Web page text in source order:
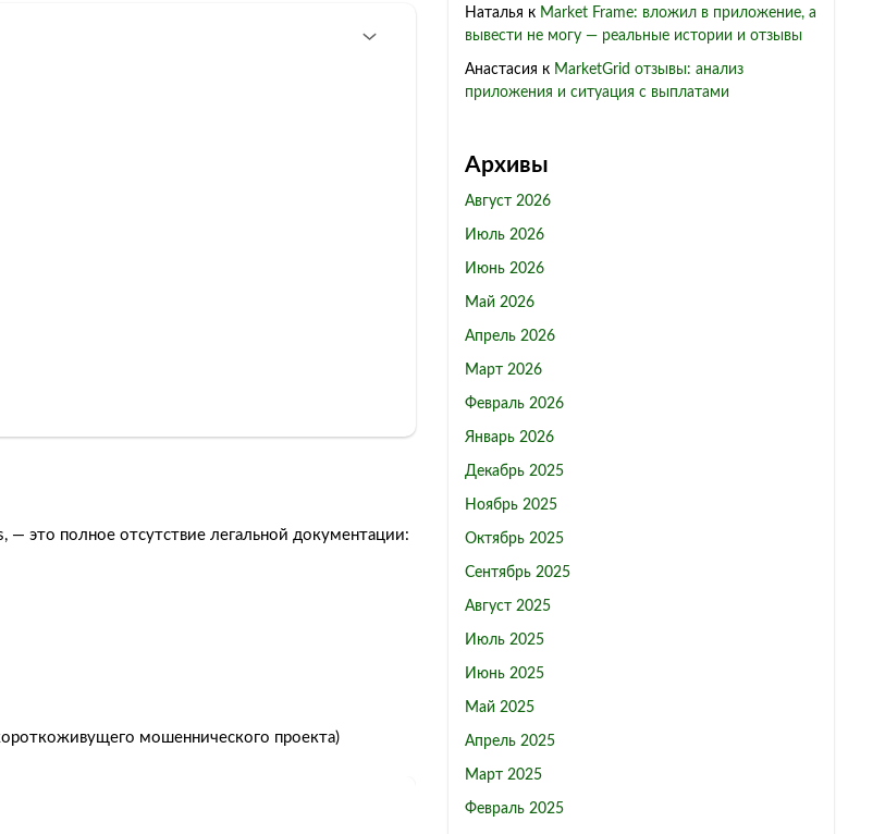
— это полное отсутствие легальной документации:
мошеннического проекта)
Наталья к Market Frame: вложил в приложение, а
вывести не могу — реальные истории и отзывы
Анастасия к MarketGrid отзывы: анализ
приложения и ситуация с выплатами
Архивы
Август 2026
Июль 2026
Июнь 2026
Май 2026
Апрель 2026
Март 2026
Февраль 2026
Январь 2026
Декабрь 2025
Ноябрь 2025
Октябрь 2025
Сентябрь 2025
Август 2025
Июль 2025
Июнь 2025
Май 2025
Апрель 2025
Март 2025
Февраль 2025